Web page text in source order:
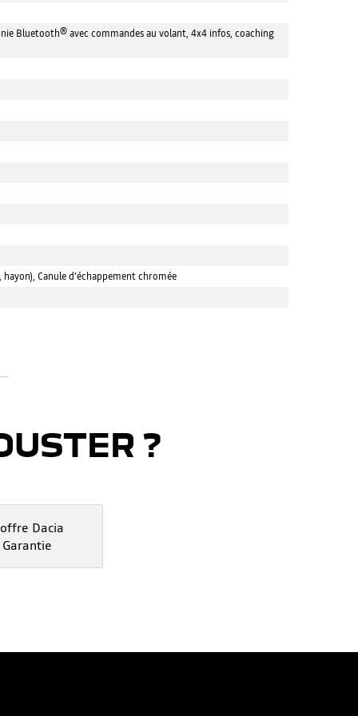
Bluetooth® avec commandes au volant, 4x4 infos, coaching
Canule d’échappement chromée
?
Dacia
Garantie